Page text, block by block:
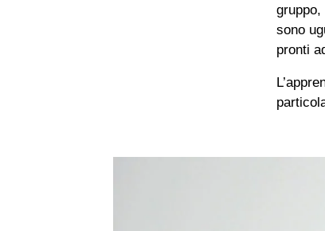
gruppo,
sono
pronti